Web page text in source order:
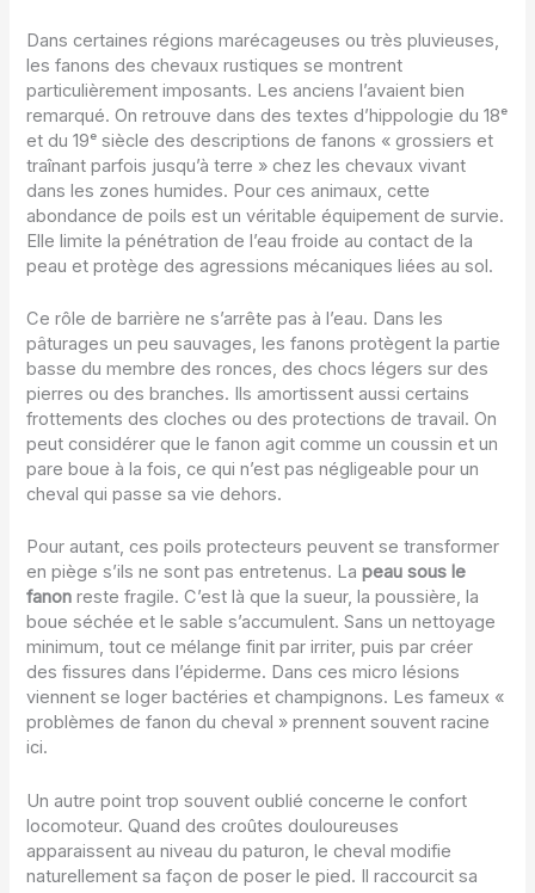
Dans certaines régions marécageuses ou très pluvieuses,
les fanons des chevaux rustiques se montrent
particulièrement imposants. Les anciens l’avaient bien
remarqué. On retrouve dans des textes d’hippologie du 18ᵉ
et du 19ᵉ siècle des descriptions de fanons « grossiers et
traînant parfois jusqu’à terre » chez les chevaux vivant
dans les zones humides. Pour ces animaux, cette
abondance de poils est un véritable équipement de survie.
Elle limite la pénétration de l’eau froide au contact de la
peau et protège des agressions mécaniques liées au sol.
Ce rôle de barrière ne s’arrête pas à l’eau. Dans les
pâturages un peu sauvages, les fanons protègent la partie
basse du membre des ronces, des chocs légers sur des
pierres ou des branches. Ils amortissent aussi certains
frottements des cloches ou des protections de travail. On
peut considérer que le fanon agit comme un coussin et un
pare boue à la fois, ce qui n’est pas négligeable pour un
cheval qui passe sa vie dehors.
Pour autant, ces poils protecteurs peuvent se transformer
en piège s’ils ne sont pas entretenus. Lapeau sous le
fanon reste fragile. C’est là que la sueur, la poussière, la
boue séchée et le sable s’accumulent. Sans un nettoyage
minimum, tout ce mélange finit par irriter, puis par créer
des fissures dans l’épiderme. Dans ces micro lésions
viennent se loger bactéries et champignons. Les fameux «
problèmes de fanon du cheval » prennent souvent racine
ici.
Un autre point trop souvent oublié concerne le confort
locomoteur. Quand des croûtes douloureuses
apparaissent au niveau du paturon, le cheval modifie
naturellement sa façon de poser le pied. Il raccourcit sa